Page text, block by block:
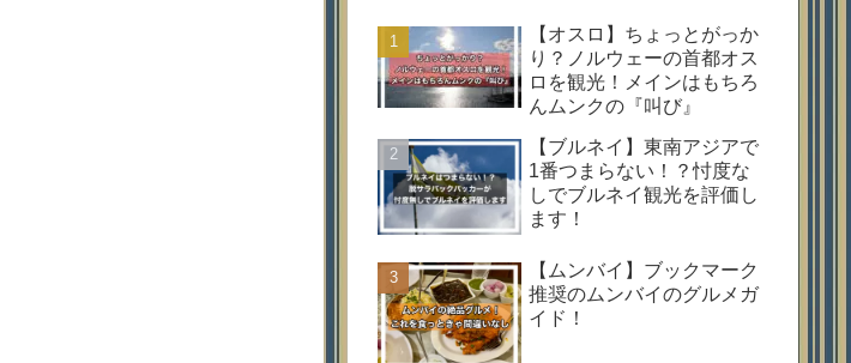
【オスロ】ちょっとがっか
り？ノルウェーの首都オス
ロを観光！メインはもちろ
んムンクの『叫び』
【ブルネイ】東南アジアで
1番つまらない！？忖度な
しでブルネイ観光を評価し
ます！
【ムンバイ】ブックマーク
推奨のムンバイのグルメガ
イド！